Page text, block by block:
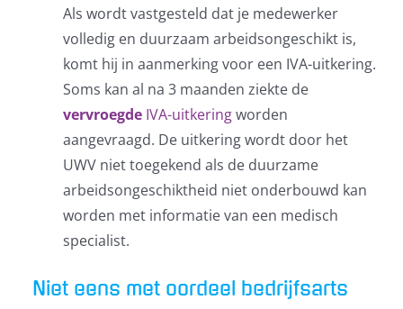
Als wordt vastgesteld dat je medewerker
volledig en duurzaam arbeidsongeschikt is,
komt hij in aanmerking voor een IVA-uitkering.
Soms kan al na 3 maanden ziekte de
vervroegde IVA-uitkeringworden
aangevraagd. De uitkering wordt door het
UWV niet toegekend als de duurzame
arbeidsongeschiktheid niet onderbouwd kan
worden met informatie van een medisch
specialist.
Niet eens met oordeel bedrijfsarts